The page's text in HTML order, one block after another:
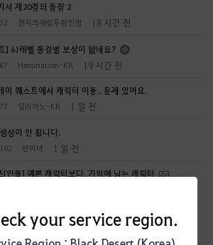
your service region.
서 제20경의 등장 2
32 천지의재림무량진경 18 시간 전
] 61레벨 동검별 보상이 없네요?
87 Hemination-KR 19 시간 전
미 퀘스트에서 캐릭터 이동.. 문제 있어요.
77 일리아노-KR 1 일 전
성이 안 됩니다.
102 란미녀 1 일 전
[인물] 예쁜 캐릭터보다, 기억에 남는 캐릭터
어 훔친인간 넌 꼭 잘리게 한다
공짜안됨